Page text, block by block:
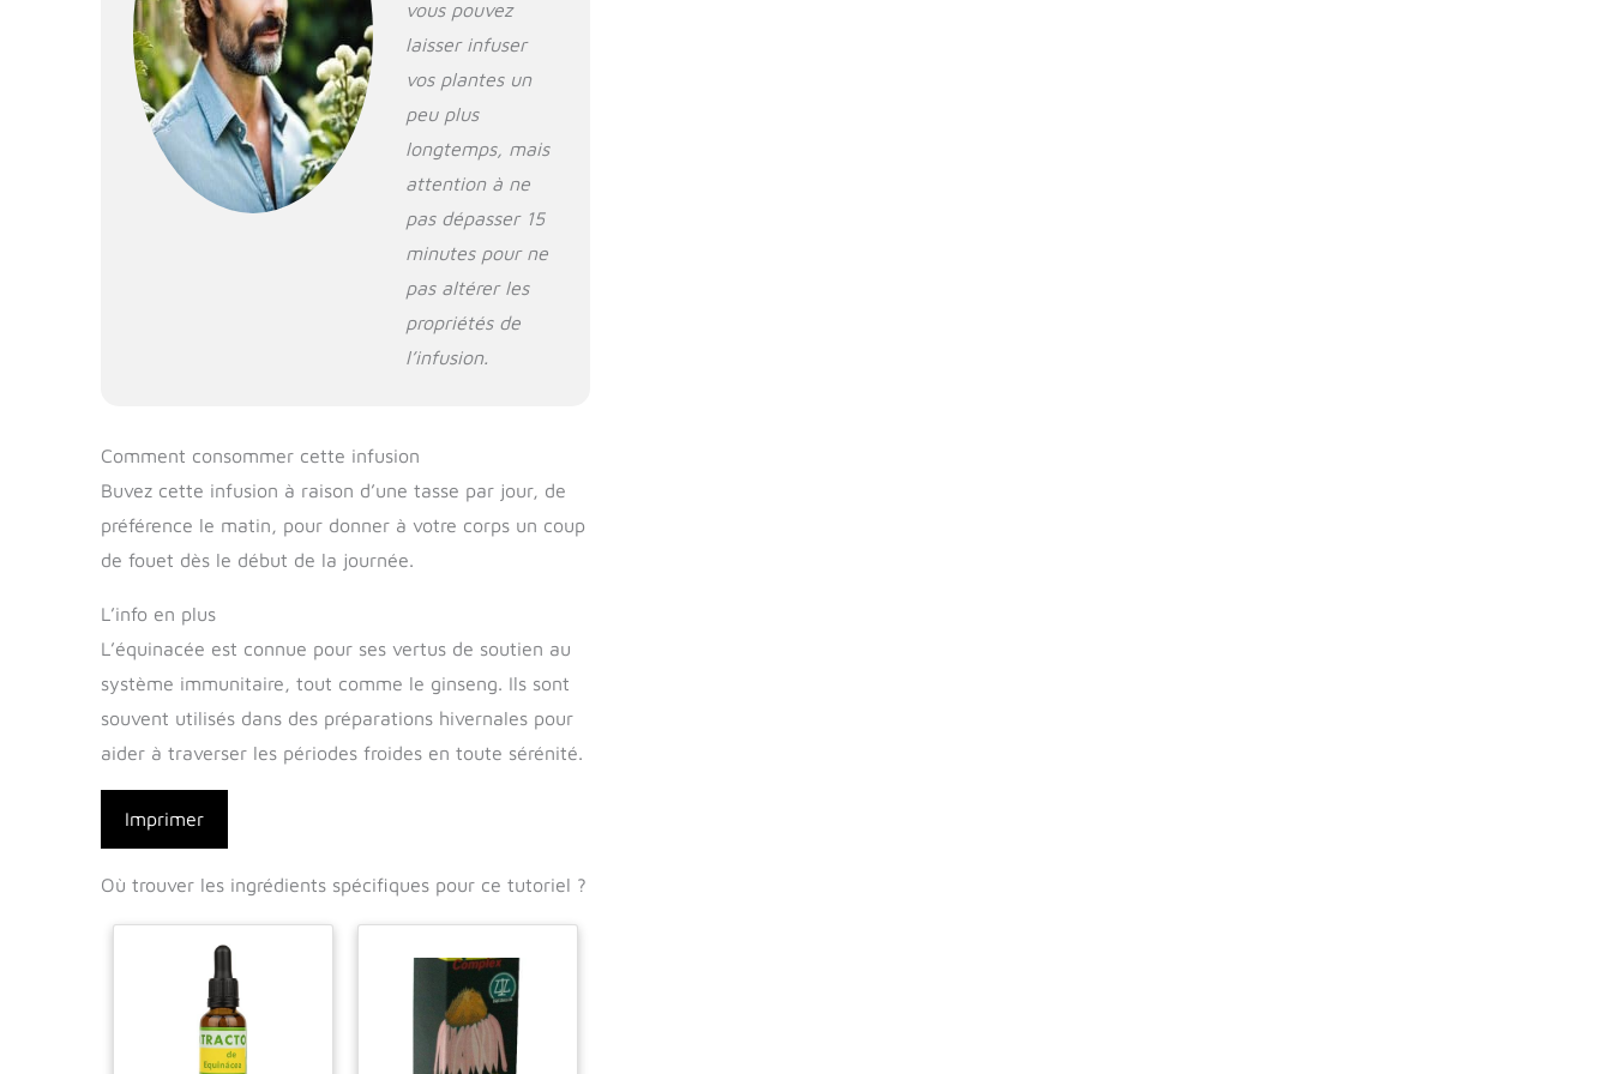
vous pouvez
laisser infuser
vos plantes un
peu plus
longtemps, mais
attention à ne
pas dépasser 15
minutes pour ne
pas altérer les
propriétés de
l’infusion.
Comment consommer cette infusion
Buvez cette infusion à raison d’une tasse par jour, de
préférence le matin, pour donner à votre corps un coup
de fouet dès le début de la journée.
L’info en plus
L’équinacée est connue pour ses vertus de soutien au
système immunitaire, tout comme le ginseng. Ils sont
souvent utilisés dans des préparations hivernales pour
aider à traverser les périodes froides en toute sérénité.
Imprimer
Où trouver les ingrédients spécifiques pour ce tutoriel ?